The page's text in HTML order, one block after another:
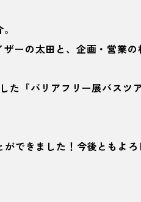
ーの太田と、企画・営業の
た『バリアフリー展バスツ
ができました！今後ともよ